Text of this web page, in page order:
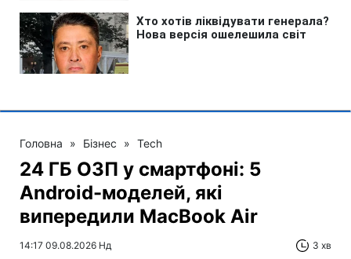
Головна » Бізнес » Tech
24 ГБ ОЗП у смартфоні: 5
Android-моделей, які
випередили MacBook Air
14:17 09.08.2026 Нд 3 хв